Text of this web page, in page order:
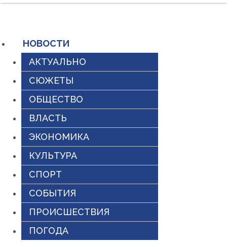
содержимому
НОВОСТИ
АКТУАЛЬНО
СЮЖЕТЫ
ОБЩЕСТВО
ВЛАСТЬ
ЭКОНОМИКА
КУЛЬТУРА
СПОРТ
СОБЫТИЯ
ПРОИСШЕСТВИЯ
ПОГОДА